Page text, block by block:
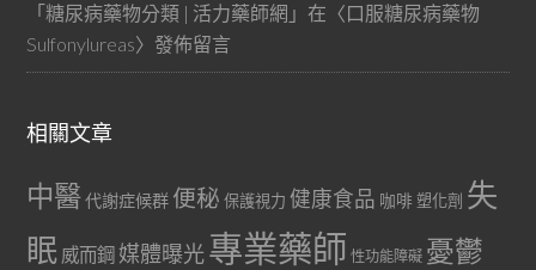
「糖尿病藥物分類 | 活力藥師網 」在〈口服糖尿病藥物
Sulfonylureas〉發佈留言
相關文章
中醫代謝症候群 便秘 保護視力 健康食品 咖啡 塑化劑 失
眠 威而鋼 媒體曝光專業藥師 性功能障礙 憂鬱